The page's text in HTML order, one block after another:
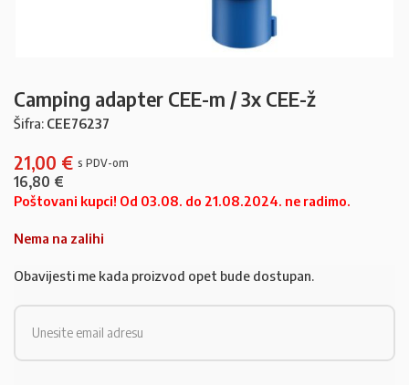
Camping adapter CEE-m / 3x CEE-ž
Šifra: CEE76237
21,00 €
16,80 €
Poštovani kupci! Od 03.08. do 21.08.2024. ne radimo.
Nema na zalihi
Obavijesti me kada proizvod opet bude dostupan.